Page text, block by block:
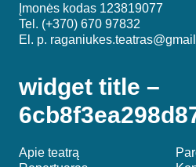
Įmonės kodas 123819077
Tel. (+370) 670 97832
El. p.
widget title –
Apie teatrą